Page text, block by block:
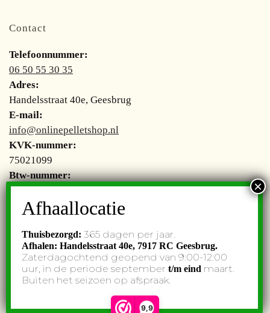
9,9
Contact
Telefoonnummer:
06 50 55 30 35
Adres:
Handelsstraat 40e, Geesbrug
E-mail:
info@onlinepelletshop.nl
KVK-nummer:
75021099
Btw-nummer:
NL002755277B48
© Onlinepelletshop. All rights reserved. Website bySubbs
Thuisbezorgd: 365 dagen per jaar.
Afhalen: Handelsstraat 40e, 7917 RC Geesbrug.
Zaterdagochtend geopend van 9:00-12:00
uur, in de periode september t/m eind maart.
Buiten het seizoen op afspraak.